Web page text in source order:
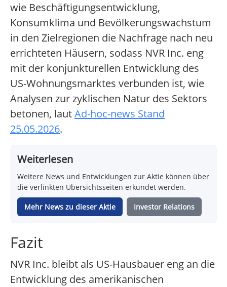
wie Beschäftigungsentwicklung,
Konsumklima und Bevölkerungswachstum
in den Zielregionen die Nachfrage nach neu
errichteten Häusern, sodass NVR Inc. eng
mit der konjunkturellen Entwicklung des
US-Wohnungsmarktes verbunden ist, wie
Analysen zur zyklischen Natur des Sektors
betonen, lautAd-hoc-news Stand
25.05.2026.
Weiterlesen
Weitere News und Entwicklungen zur Aktie können über
die verlinkten Übersichtsseiten erkundet werden.
Mehr News zu dieser Aktie Investor Relations
Fazit
NVR Inc. bleibt als US-Hausbauer eng an die
Entwicklung des amerikanischen